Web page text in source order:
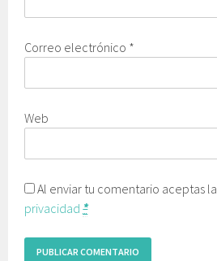
Correo electrónico *
Web
Al enviar tu comentario aceptas la
privacidad *